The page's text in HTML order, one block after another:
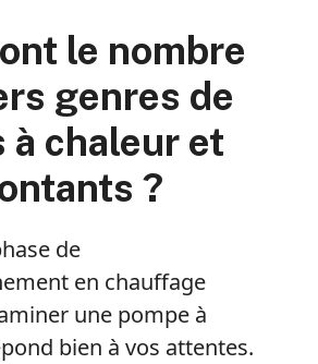
le nombre
genres de
à chaleur et
?
de
en chauffage
une pompe à
bien à vos attentes.